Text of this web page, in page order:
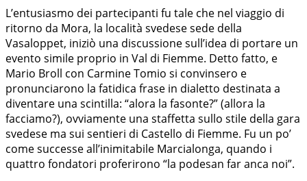
L’entusiasmo dei partecipanti fu tale che nel viaggio di
ritorno da Mora, la località svedese sede della
Vasaloppet, iniziò una discussione sull’idea di portare un
evento simile proprio in Val di Fiemme. Detto fatto, e
Mario Broll con Carmine Tomio si convinsero e
pronunciarono la fatidica frase in dialetto destinata a
diventare una scintilla: “alora la fasonte?” (allora la
facciamo?), ovviamente una staffetta sullo stile della gara
svedese ma sui sentieri di Castello di Fiemme. Fu un po’
come successe all’inimitabile Marcialonga, quando i
quattro fondatori proferirono “la podesan far anca noi”.